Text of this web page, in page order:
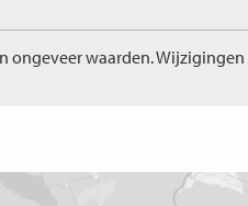
ongeveer waarden.